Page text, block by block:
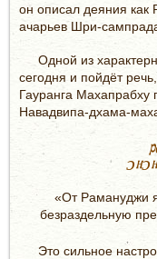
он описал деяния как
ачарьев Шри-
Одной из
сегодня и пойдёт
Гауранга Махапрабху
Навадвипа-дхама-
«От Рамануджи
безраздельную
Это сильное